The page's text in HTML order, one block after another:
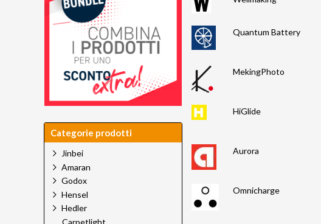
Quantum Battery
MekingPhoto
HiGlide
Aurora
Omnicharge
Categorie prodotti
Jinbei
Amaran
Godox
Hensel
Hedler
Carpetlight